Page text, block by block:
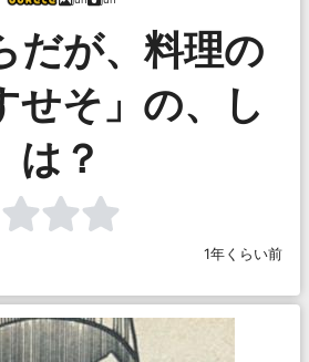
だが、料理の
せそ」の、し
は？
1年くらい前